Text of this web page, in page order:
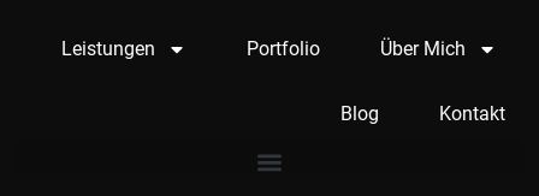
Leistungen Portfolio Über Mich
Blog Kontakt